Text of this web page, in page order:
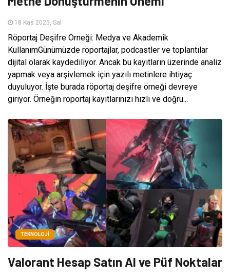
18 Kas 2025, Sal
Röportaj Deşifre Örneği: Medya ve Akademik
KullanımGünümüzde röportajlar, podcastler ve toplantılar
dijital olarak kaydediliyor. Ancak bu kayıtların üzerinde analiz
yapmak veya arşivlemek için yazılı metinlere ihtiyaç
duyuluyor. İşte burada röportaj deşifre örneği devreye
giriyor. Örneğin röportaj kayıtlarınızı hızlı ve doğru...
TEKNOLOJI
Valorant Hesap Satın Al ve Püf Noktalar